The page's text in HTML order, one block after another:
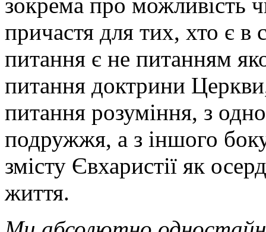
причастя для тих, хто є в
питання є не питанням
питання доктрини
питання розуміння, з
подружжя, а з іншого
змісту Євхаристії як
життя.